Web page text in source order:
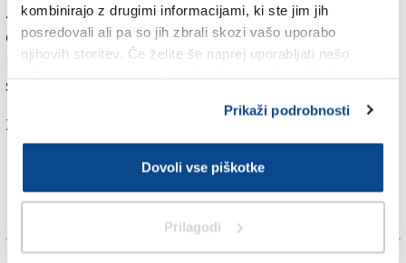
kombinirajo z drugimi informacijami, ki ste jim jih
posredovali ali pa so jih zbrali skozi vašo uporabo
njihovih storitev. Če želite še naprej uporabljati našo
Prikaži podrobnosti
Dovoli vse piškotke
Prilagodi
Zagrebom in Rimom. Pri iskanju resnice so bili namreč
dejavni ezulske organizacije in italijansko obrambno
ministrstvo, ki sta v tem primeru naletela na hitro
sodelovanje hrvaške vlade.
Za branje in pisanje komentarjev je potrebna prijava